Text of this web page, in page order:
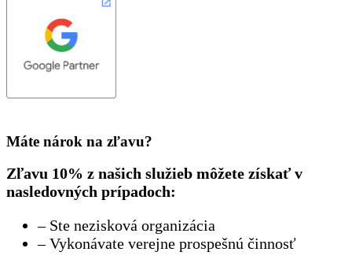
Máte nárok na zľavu?
Zľavu 10% z našich služieb môžete získať v
nasledovných prípadoch:
– Ste nezisková organizácia
– Vykonávate verejne prospešnú činnosť